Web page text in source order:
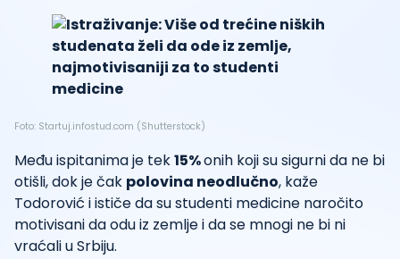
Foto: Startuj.infostud.com (Shutterstock)
Među ispitanima je tek15%onih koji su sigurni da ne bi
otišli, dok je čak polovina neodlučno, kaže
Todorović i ističe da su studenti medicine naročito
motivisani da odu iz zemlje i da se mnogi ne bi ni
vraćali u Srbiju.